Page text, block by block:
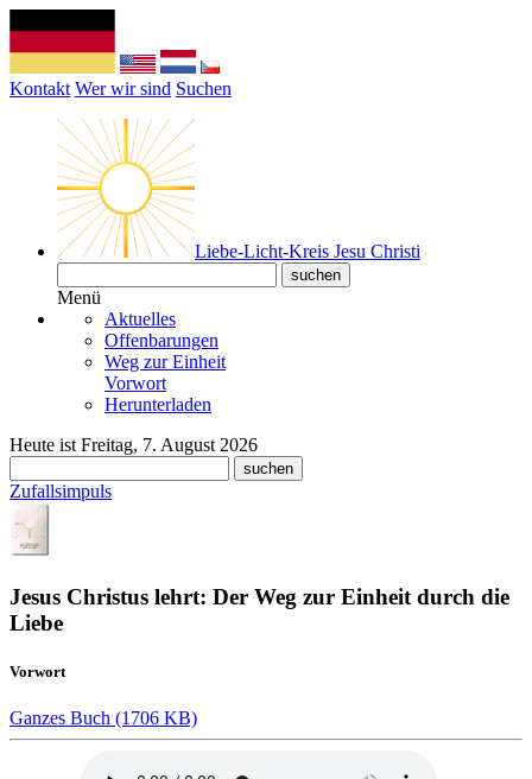
Kontakt Wer wir sind Suchen
Liebe-Licht-Kreis Jesu Christi
Menü
Aktuelles
Offenbarungen
Weg zur Einheit
Vorwort
Herunterladen
Heute ist Freitag, 7. August 2026
Zufallsimpuls
Jesus Christus lehrt: Der Weg zur Einheit durch die
Liebe
Vorwort
Ganzes Buch (1706 KB)